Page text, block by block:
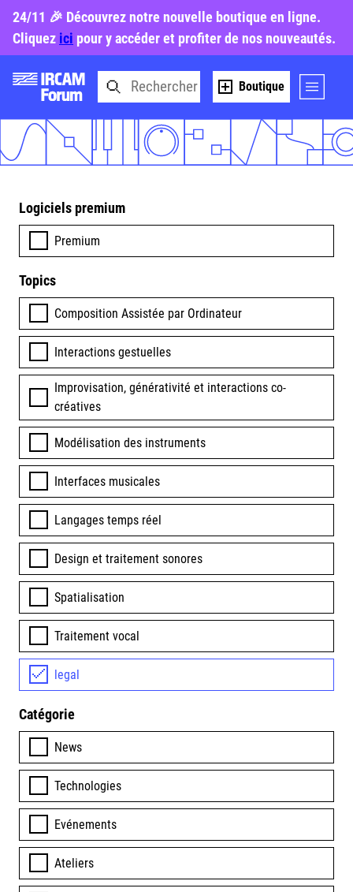
24/11 🎉 Découvrez notre nouvelle boutique en ligne.
Cliquez ici pour y accéder et profiter de nos nouveautés.
Boutique
Logiciels premium
Premium
Topics
Composition Assistée par Ordinateur
Interactions gestuelles
Improvisation, générativité et interactions co-
créatives
Modélisation des instruments
Interfaces musicales
Langages temps réel
Design et traitement sonores
Spatialisation
Traitement vocal
legal
Catégorie
News
Technologies
Evénements
Ateliers